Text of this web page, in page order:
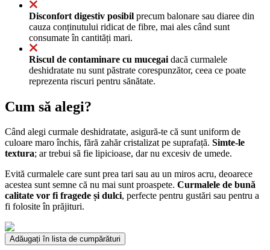
Disconfort digestiv posibil precum balonare sau diaree din
cauza conținutului ridicat de fibre, mai ales când sunt
consumate în cantități mari.
Riscul de contaminare cu mucegai dacă curmalele
deshidratate nu sunt păstrate corespunzător, ceea ce poate
reprezenta riscuri pentru sănătate.
Cum să alegi?
Când alegi curmale deshidratate, asigură-te că sunt uniform de
culoare maro închis, fără zahăr cristalizat pe suprafață. Simte-le
textura; ar trebui să fie lipicioase, dar nu excesiv de umede.
Evită curmalele care sunt prea tari sau au un miros acru, deoarece
acestea sunt semne că nu mai sunt proaspete. Curmalele de bună
calitate vor fi fragede și dulci, perfecte pentru gustări sau pentru a
fi folosite în prăjituri.
Adăugați în lista de cumpărături